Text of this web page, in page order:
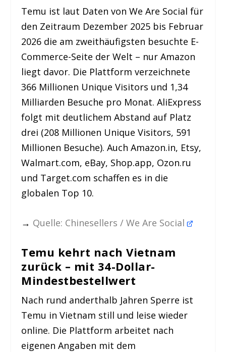
Temu ist laut Daten von We Are Social für
den Zeitraum Dezember 2025 bis Februar
2026 die am zweithäufigsten besuchte E-
Commerce-Seite der Welt – nur Amazon
liegt davor. Die Plattform verzeichnete
366 Millionen Unique Visitors und 1,34
Milliarden Besuche pro Monat. AliExpress
folgt mit deutlichem Abstand auf Platz
drei (208 Millionen Unique Visitors, 591
Millionen Besuche). Auch Amazon.in, Etsy,
Walmart.com, eBay, Shop.app, Ozon.ru
und Target.com schaffen es in die
globalen Top 10.
→ Quelle: Chinesellers / We Are Social
Temu kehrt nach Vietnam
zurück – mit 34-Dollar-
Mindestbestellwert
Nach rund anderthalb Jahren Sperre ist
Temu in Vietnam still und leise wieder
online. Die Plattform arbeitet nach
eigenen Angaben mit dem